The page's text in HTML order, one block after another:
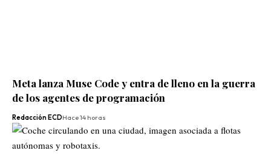
Meta lanza Muse Code y entra de lleno en la guerra
de los agentes de programación
Redacción ECDHace 14 horas